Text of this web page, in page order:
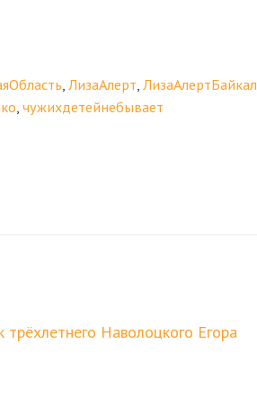
ЛизаАлерт ЛизаАлертБайкал
чужихдетейнебывает
Наволоцкого Егора